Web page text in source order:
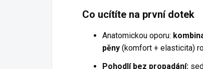
Co ucítíte na první dotek
Anatomickou oporu:
pěny (komfort + elasticita)
Pohodlí bez propadání: